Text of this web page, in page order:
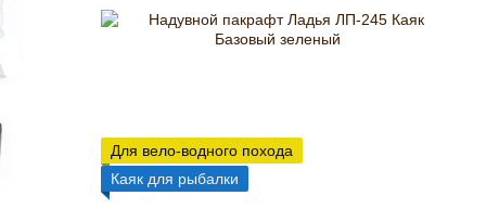
Для вело-водного похода
Каяк для рыбалки